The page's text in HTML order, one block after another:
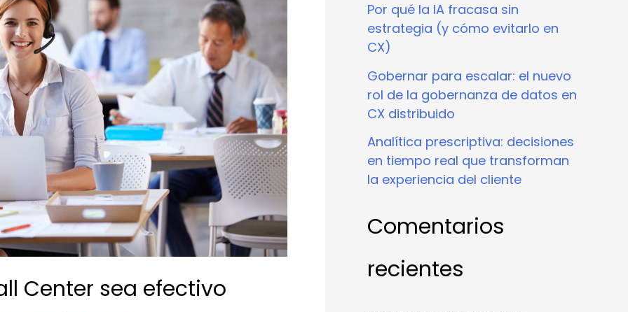
Center sea efectivo
Por qué la IA fracasa sin
estrategia (y cómo evitarlo en
CX)
Gobernar para escalar: el nuevo
rol de la gobernanza de datos en
CX distribuido
Analítica prescriptiva: decisiones
en tiempo real que transforman
la experiencia del cliente
Comentarios
recientes